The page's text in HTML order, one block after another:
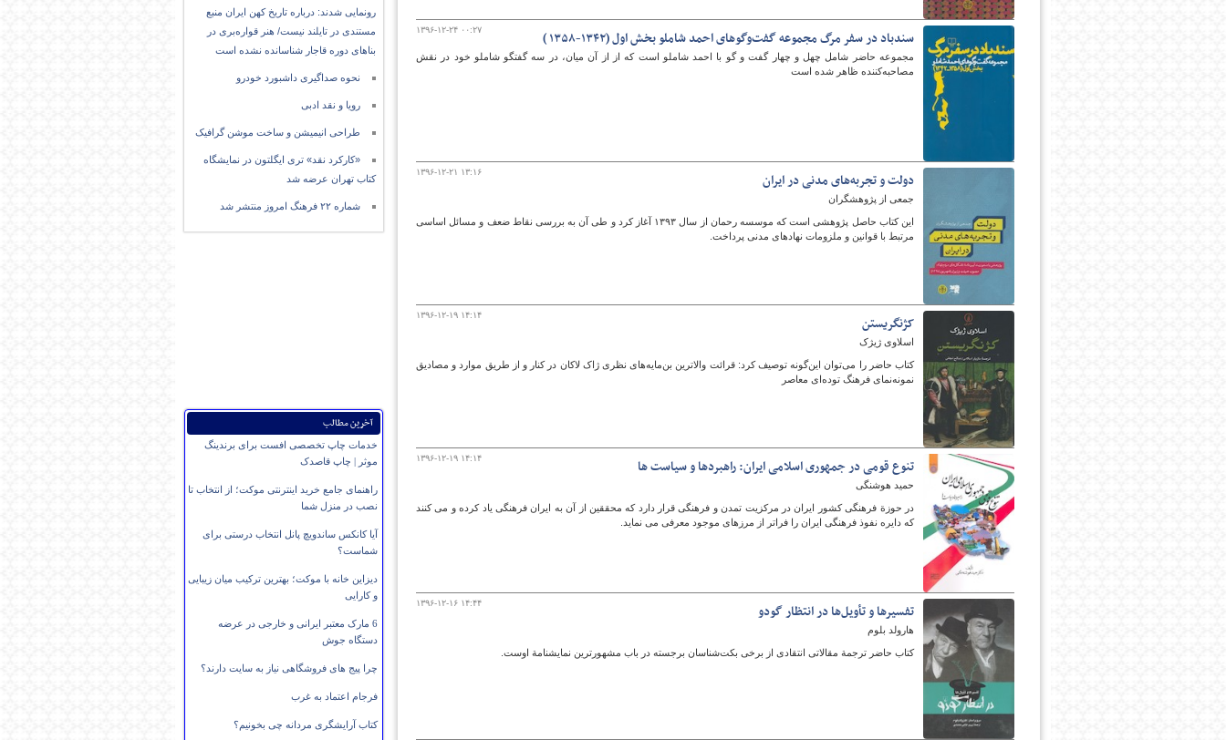
پایگاه اطلاع رسانی فرهنگ
رونمایی شدند: درباره تاریخ کهن ایران منبع
مستندی در تایلند نیست/ هنر قواره‌بری در
بناهای دوره قاجار شناسانده نشده است
نحوه صداگیری داشبورد خودرو
رویا و نقد ادبی
طراحی انیمیشن و ساخت موشن گرافیک
«کارکرد نقد» تری ایگلتون در نمایشگاه
کتاب تهران عرضه شد
شماره ۲۲ فرهنگ امروز منتشر شد
آخرین مطالب
خدمات چاپ تخصصی افست برای برندینگ
موثر | چاپ قاصدک
راهنمای جامع خرید اینترنتی موکت؛ از انتخاب تا
نصب در منزل شما
آیا کانکس ساندویچ پانل انتخاب درستی برای
شماست؟
دیزاین خانه با موکت؛ بهترین ترکیب میان زیبایی
و کارایی
6 مارک معتبر ایرانی و خارجی در عرضه
دستگاه جوش
چرا پیج های فروشگاهی نیاز به سایت دارند؟
فرجام اعتماد به غرب
کتاب آرایشگری مردانه چی بخونیم؟
۱۳۹۶-۱۲-۲۴ ۰۰:۲۷ سندباد در سفر مرگ مجموعه گفت‌وگوهای احمد شاملو بخش اول (۱۳۴۲-۱۳۵۸ )
مجموعه حاضر شامل چهل و چهار گفت و گو با احمد شاملو است که از از آن میان، در سه گفتگو شاملو خود در نقش
مصاحبه‌کننده ظاهر شده است
۱۳۹۶-۱۲-۲۱ ۱۳:۱۶ دولت و تجربه‌های مدنی در ایران
جمعی از پژوهشگران
این کتاب حاصل پژوهشی است که موسسه رحمان از سال ۱۳۹۳ آغاز کرد و طی آن به بررسی نقاط ضعف و مسائل اساسی
مرتبط با قوانین و ملزومات نهادهای مدنی پرداخت.
۱۳۹۶-۱۲-۱۹ ۱۴:۱۴ کژنگریستن
اسلاوی ژیژک
کتاب حاضر را می‌توان این‌گونه توصیف کرد: قرائت والاترین بن‌مایه‌های نظری ژاک لاکان در کنار و از طریق موارد و مصادیق
نمونه‌نمای فرهنگ توده‌ای معاصر
۱۳۹۶-۱۲-۱۹ ۱۴:۱۴ تنوع قومی در جمهوری اسلامی ایران: راهبردها و سیاست ها
حمید هوشنگی
در حوزة فرهنگی کشور ایران در مرکزیت تمدن و فرهنگی قرار دارد که محققین از آن به ایران فرهنگی یاد کرده و می کنند
که دایره نفوذ فرهنگی ایران را فراتر از مرزهای موجود معرفی می نماید.
۱۳۹۶-۱۲-۱۶ ۱۴:۴۴ تفسیرها و تأویل‌ها در انتظار گودو
هارولد بلوم
کتاب حاضر ترجمة مقالاتی انتقادی از برخی بکت‌شناسان برجسته در باب مشهورترین نمایشنامة اوست.